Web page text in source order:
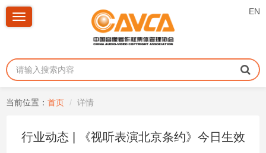
EN
Toggle
当前位置： 首页 详情
行业动态 | 《视听表演北京条约》今日生效